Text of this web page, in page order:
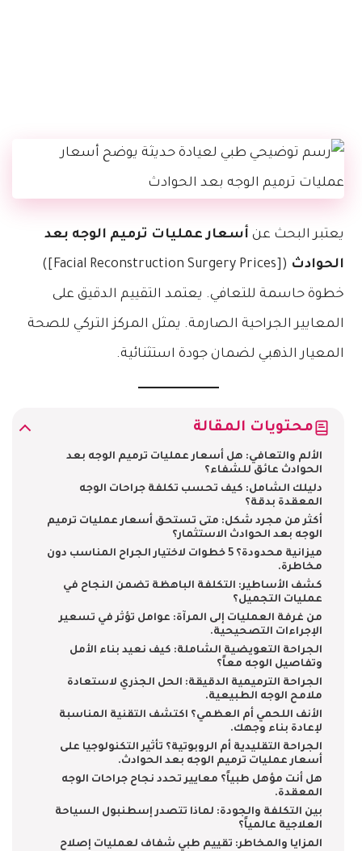
يعتبر البحث عن أسعار عمليات ترميم الوجه بعد
الحوادث ([Facial Reconstruction Surgery Prices])
خطوة حاسمة للتعافي. يعتمد التقييم الدقيق على
المعايير الجراحية الصارمة. يمثل المركز التركي للصحة
المعيار الذهبي لضمان جودة استثنائية.
محتويات المقالة
الألم والتعافي: هل أسعار عمليات ترميم الوجه بعد
الحوادث عائق للشفاء؟
دليلك الشامل: كيف تحسب تكلفة جراحات الوجه
المعقدة بدقة؟
أكثر من مجرد شكل: متى تستحق أسعار عمليات ترميم
الوجه بعد الحوادث الاستثمار؟
ميزانية محدودة؟ 5 خطوات لاختيار الجراح المناسب دون
مخاطرة.
كشف الأساطير: التكلفة الباهظة تضمن النجاح في
عمليات التجميل؟
من غرفة العمليات إلى المرآة: عوامل تؤثر في تسعير
الإجراءات التصحيحية.
الجراحة التعويضية الشاملة: كيف نعيد بناء الأمل
وتفاصيل الوجه معاً؟
الجراحة الترميمية الدقيقة: الحل الجذري لاستعادة
ملامح الوجه الطبيعية.
الأنف اللحمي أم العظمي؟ اكتشف التقنية المناسبة
لإعادة بناء وجهك.
الجراحة التقليدية أم الروبوتية؟ تأثير التكنولوجيا على
أسعار عمليات ترميم الوجه بعد الحوادث.
هل أنت مؤهل طبياً؟ معايير تحدد نجاح جراحات الوجه
المعقدة.
بين التكلفة والجودة: لماذا تتصدر إسطنبول السياحة
العلاجية عالمياً؟
المزايا والمخاطر: تقييم طبي شفاف لعمليات إصلاح